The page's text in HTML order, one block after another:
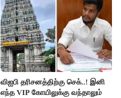
விஐபி தரிசனத்திற்கு செக்..! இனி
எந்த VIP கோயிலுக்கு வந்தாலும்